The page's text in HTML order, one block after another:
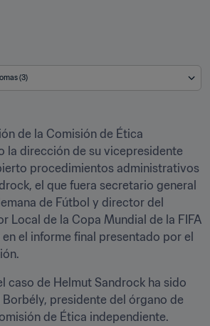
(3)
de la Comisión de Ética
la dirección de su vicepresidente
procedimientos administrativos
el que fuera secretario general
de Fútbol y director del
Local de la Copa Mundial de la FIFA
el informe final presentado por el
caso de Helmut Sandrock ha sido
presidente del órgano de
de Ética independiente.